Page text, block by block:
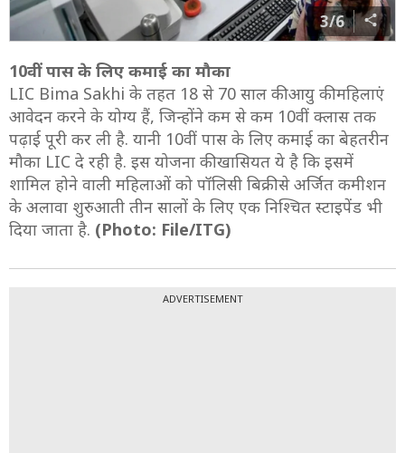
3/6
10वीं पास के लिए कमाई का मौका
LIC Bima Sakhi के तहत 18 से 70 साल की आयु की महिलाएं
आवेदन करने के योग्य हैं, जिन्‍होंने कम से कम 10वीं क्‍लास तक
पढ़ाई पूरी कर ली है. यानी 10वीं पास के लिए कमाई का बेहतरीन
मौका LIC दे रही है. इस योजना की खासियत ये है कि इसमें
शामिल होने वाली महिलाओं को पॉलिसी बिक्री से अर्जित कमीशन
के अलावा शुरुआती तीन सालों के लिए एक निश्चित स्टाइपेंड भी
दिया जाता है. (Photo: File/ITG)
ADVERTISEMENT